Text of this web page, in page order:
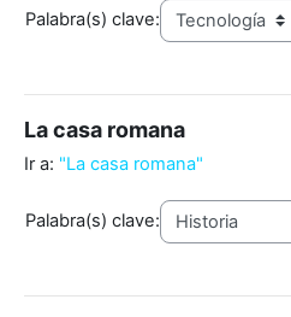
Palabra(s) clave:
La casa romana
Ir a: "La casa romana"
Palabra(s) clave: